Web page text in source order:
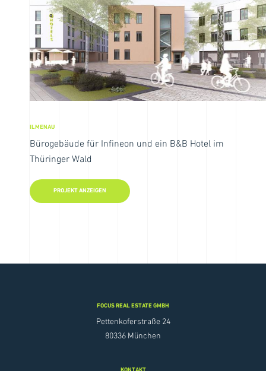
ILMENAU
Bürogebäude für Infineon und ein B&B Hotel im
Thüringer Wald
PROJEKT ANZEIGEN
FOCUS REAL ESTATE GMBH
Pettenkoferstraße 24
80336 München